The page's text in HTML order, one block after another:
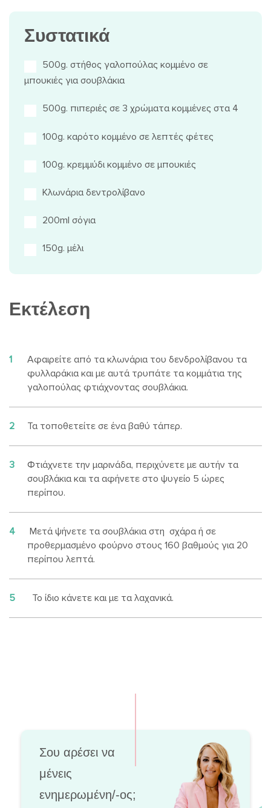
Συστατικά
500g. στήθος γαλοπούλας κομμένο σε
μπουκιές για σουβλάκια
500g. πιπεριές σε 3 χρώματα κομμένες στα 4
100g. καρότο κομμένο σε λεπτές φέτες
100g. κρεμμύδι κομμένο σε μπουκιές
Κλωνάρια δεντρολίβανο
200ml σόγια
150g. μέλι
Εκτέλεση
1
Αφαιρείτε από τα κλωνάρια του δενδρολίβανου τα
φυλλαράκια και με αυτά τρυπάτε τα κομμάτια της
γαλοπούλας φτιάχνοντας σουβλάκια.
2 Τα τοποθετείτε σε ένα βαθύ τάπερ.
3
Φτιάχνετε την μαρινάδα, περιχύνετε με αυτήν τα
σουβλάκια και τα αφήνετε στο ψυγείο 5 ώρες
περίπου.
4
Μετά ψήνετε τα σουβλάκια στη σχάρα ή σε
προθερμασμένο φούρνο στους 160 βαθμούς για 20
περίπου λεπτά.
5 Το ίδιο κάνετε και με τα λαχανικά.
Σου αρέσει να
μένεις
ενημερωμένη/-ος;